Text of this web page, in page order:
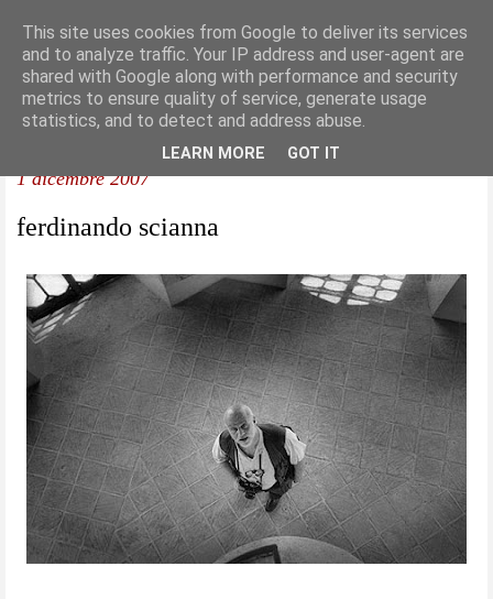
1 dicembre 2007
ferdinando scianna
This site uses cookies from Google to deliver its services
and to analyze traffic. Your IP address and user-agent are
shared with Google along with performance and security
metrics to ensure quality of service, generate usage
statistics, and to detect and address abuse.
LEARN MORE GOT IT